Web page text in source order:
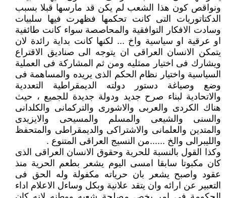
ونواقص كون هذا الشعب لم يكن قد مارسها قبلا بسبب
الدكتاتوريات التى كانت تحكمها فظهرت فيها سلبيات
وسادت الافكار التوافقية والمحاصصة سواء كانت طائفية
او عرقية او سياسية واخ ... لكنها كانت بداية رائدة لان
يتمكن الانسان العراقى ان يتوجه الى صناديق الاقتراع
ويشارك فى اختيار ممثليه ومن ثم المشاركة فى العملية
السياسية واختيار نظام الحكم الذى يريده والمساهمة فى
وضع وصياغة دستور دولته الديمقراطية التعددية
والاتحادية لبناء صرح جديد ودولة جديدة للجميع ، حيث
هناك الكردى والعربى والاشورى والتركمانى والكلدانى
والسنى والشيعى والمسلم والمسيحى والايزيدى
والمتدين والعلمانى والاشتراكى والديمقراطى والمتحفظ
والليبرالى والخ ......من النسيج العراقى المتنوع .
وكذا القول بالنسبة للحرية وحقوق الانسان العراقى الذى
كان مكبوتا سابقا امسى اليوم يشعر بطعم الحرية منذ
عقود واصبح يشعر بان حرياته مكفولة وله الحق فى
التعبير عن ارائه وان يتقد علانية وبكل وساءل الاعلام اداء